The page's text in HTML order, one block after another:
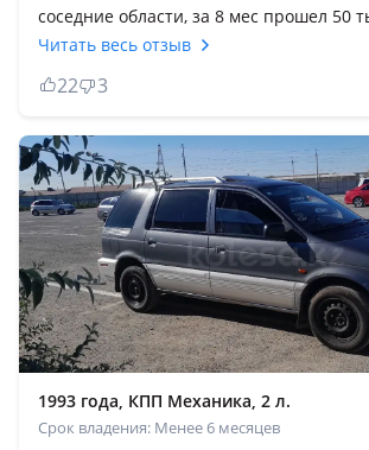
соседние области, за 8 мес прошел 50
подвела, старые немцы сдохли бы от
этот самурай терпит, если не продам
вкладывать, красить, варить, мелочи
И смело на чёрное море, Алтай,
выезжать сзади очень комфортно,
ездил в Астану на Камри 30 и 40 сзади
болели, устал и понял что Вагон в
для пассажиров, возможно он старый и
электрика тупит, но на разборе все
дорого восстановить
Читать весь отзыв
22 3
1993 года, КПП Механика, 2 л.
Срок владения: Менее 6 месяцев